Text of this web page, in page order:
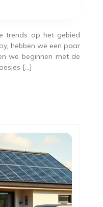
trends op het gebied
hebben we een paar
we beginnen met de
[…]